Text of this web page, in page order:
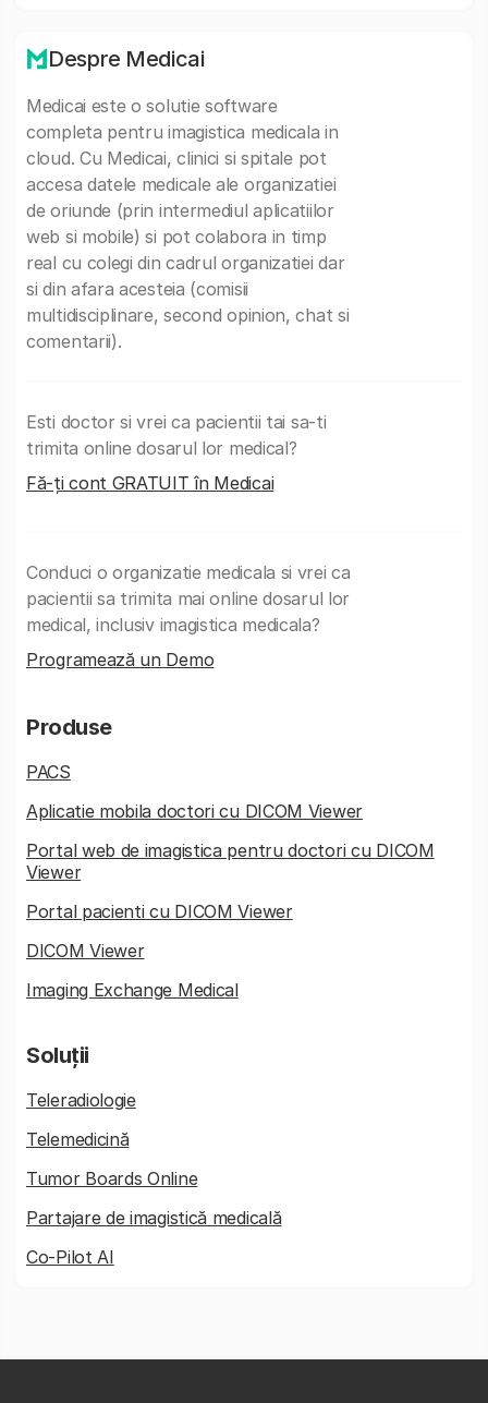
Despre Medicai
Medicai este o solutie software
completa pentru imagistica medicala in
cloud. Cu Medicai, clinici si spitale pot
accesa datele medicale ale organizatiei
de oriunde (prin intermediul aplicatiilor
web si mobile) si pot colabora in timp
real cu colegi din cadrul organizatiei dar
si din afara acesteia (comisii
multidisciplinare, second opinion, chat si
comentarii).
Esti doctor si vrei ca pacientii tai sa-ti
trimita online dosarul lor medical?
Fă-ți cont GRATUIT în Medicai
Conduci o organizatie medicala si vrei ca
pacientii sa trimita mai online dosarul lor
medical, inclusiv imagistica medicala?
Programează un Demo
Produse
PACS
Aplicatie mobila doctori cu DICOM Viewer
Portal web de imagistica pentru doctori cu DICOM
Viewer
Portal pacienti cu DICOM Viewer
DICOM Viewer
Imaging Exchange Medical
Soluții
Teleradiologie
Telemedicină
Tumor Boards Online
Partajare de imagistică medicală
Co-Pilot AI